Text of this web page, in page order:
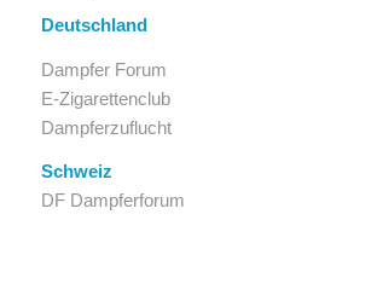
Deutschland
Dampfer Forum
E-Zigarettenclub
Dampferzuflucht
Schweiz
DF Dampferforum